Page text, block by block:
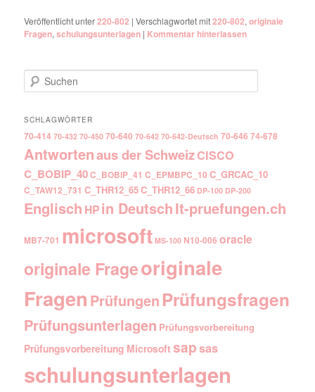
Veröffentlicht unter220-802 |Verschlagwortet mit220-802,originale
Fragen,schulungsunterlagen | Kommentar hinterlassen
Suchen
SCHLAGWÖRTER
70-414 70-432 70-450 70-640 70-642 70-642-Deutsch 70-646 74-678
Antwortenaus der SchweizCISCO
C_BOBIP_40C_BOBIP_41 C_EPMBPC_10 C_GRCAC_10
C_TAW12_731 C_THR12_65C_THR12_66 DP-100 DP-200
Englisch HPin DeutschIt-pruefungen.ch
MB7-701 microsoft MS-100 N10-006 oracle
originale Frageoriginale
Fragen Prüfungen Prüfungsfragen
Prüfungsunterlagen Prüfungsvorbereitung
Prüfungsvorbereitung Microsoft sapsas
schulungsunterlagen